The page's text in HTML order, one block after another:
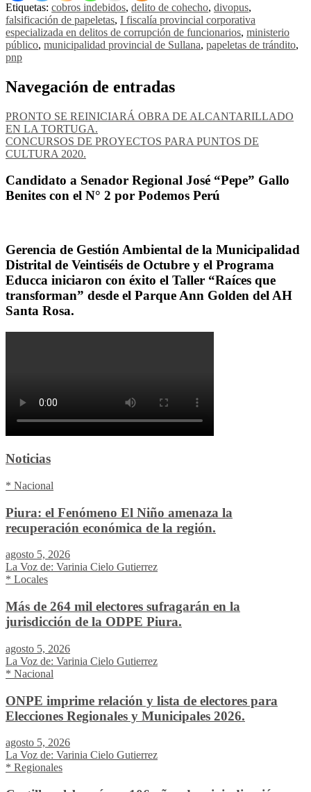
Etiquetas: cobros indebidos, delito de cohecho, divopus,
falsificación de papeletas, I fiscalía provincial corporativa
especializada en delitos de corrupción de funcionarios, ministerio
público, municipalidad provincial de Sullana, papeletas de trándito,
pnp
Navegación de entradas
PRONTO SE REINICIARÁ OBRA DE ALCANTARILLADO
EN LA TORTUGA.
CONCURSOS DE PROYECTOS PARA PUNTOS DE
CULTURA 2020.
Candidato a Senador Regional José “Pepe” Gallo
Benites con el N° 2 por Podemos Perú
Gerencia de Gestión Ambiental de la Municipalidad
Distrital de Veintiséis de Octubre y el Programa
Educca iniciaron con éxito el Taller “Raíces que
transforman” desde el Parque Ann Golden del AH
Santa Rosa.
Noticias
* Nacional
Piura: el Fenómeno El Niño amenaza la
recuperación económica de la región.
agosto 5, 2026
La Voz de: Varinia Cielo Gutierrez
* Locales
Más de 264 mil electores sufragarán en la
jurisdicción de la ODPE Piura.
agosto 5, 2026
La Voz de: Varinia Cielo Gutierrez
* Nacional
ONPE imprime relación y lista de electores para
Elecciones Regionales y Municipales 2026.
agosto 5, 2026
La Voz de: Varinia Cielo Gutierrez
* Regionales